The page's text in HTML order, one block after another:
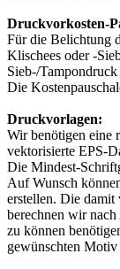
Druckvorkosten-
Für die Belichtung
Klischees oder -
Sieb-/
Die
Druckvorlagen:
Wir benötigen eine
vektorisierte EPS-
Die Mindest-
Auf Wunsch
erstellen. Die damit
berechnen wir
zu können
gewünschten